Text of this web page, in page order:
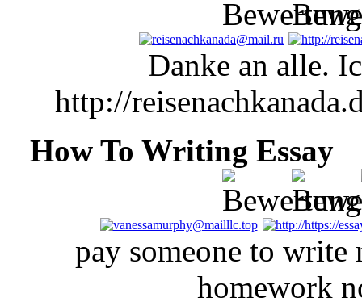
Danke an alle.
http://
How To Writing Essay
pay someone to write
homework